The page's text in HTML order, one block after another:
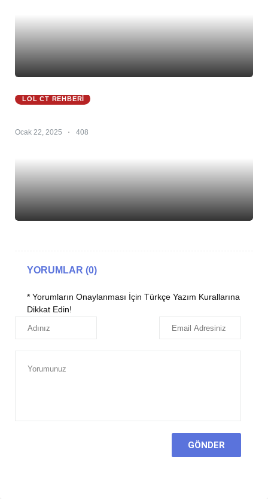
LOL CT REHBERI
Ocak 22, 2025 408
YORUMLAR (0)
* Yorumların Onaylanması İçin Türkçe Yazım Kurallarına
Dikkat Edin!